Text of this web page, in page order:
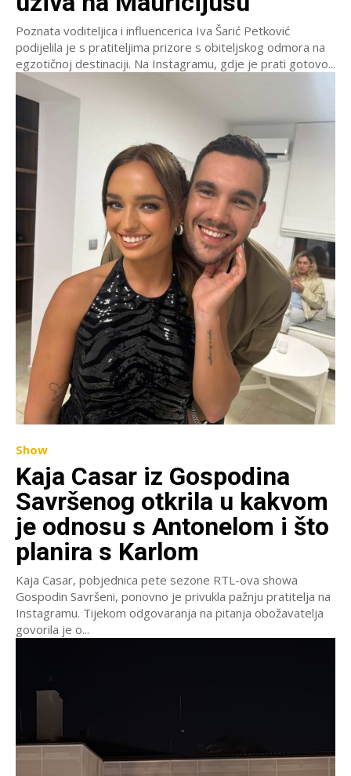
Poznata voditeljica i influencerica Iva Šarić Petković
podijelila je s pratiteljima prizore s obiteljskog odmora na
egzotičnoj destinaciji. Na Instagramu, gdje je prati gotovo...
Show
Kaja Casar iz Gospodina
Savršenog otkrila u kakvom
je odnosu s Antonelom i što
planira s Karlom
Kaja Casar, pobjednica pete sezone RTL-ova showa
Gospodin Savršeni, ponovno je privukla pažnju pratitelja na
Instagramu. Tijekom odgovaranja na pitanja obožavatelja
govorila je o...